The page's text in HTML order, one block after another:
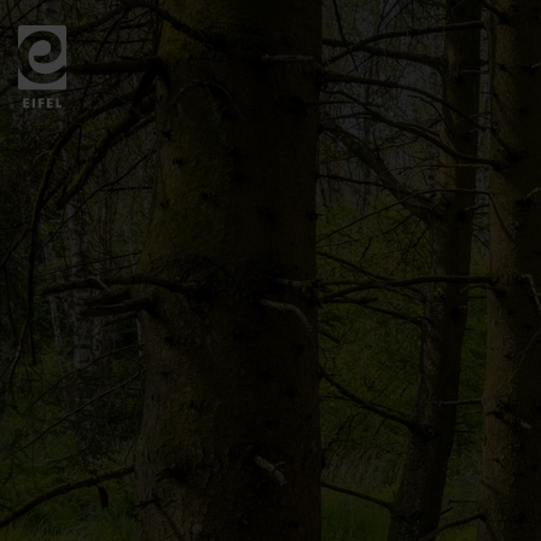
Zurück
zur
Startseite